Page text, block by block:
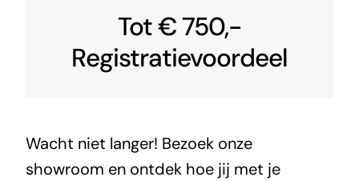
Tot € 750,-
Registratievoordeel
Wacht niet langer! Bezoek onze
showroom en ontdek hoe jij met je